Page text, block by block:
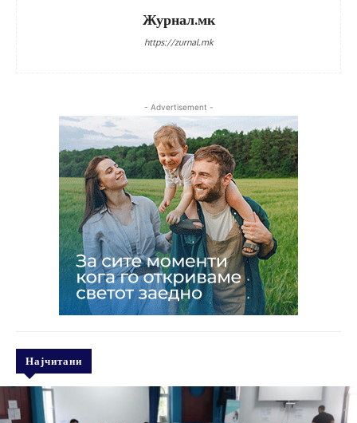
Журнал.мк
https://zurnal.mk
- Advertisement -
Најчитани